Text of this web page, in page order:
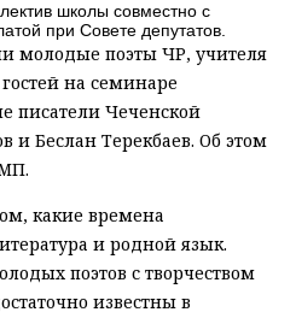
школы совместно с
при Совете депутатов.
молодые поэты ЧР, учителя
на семинаре
писатели Чеченской
и Беслан Терекбаев. Об этом
какие времена
и родной язык.
поэтов с творчеством
известны в